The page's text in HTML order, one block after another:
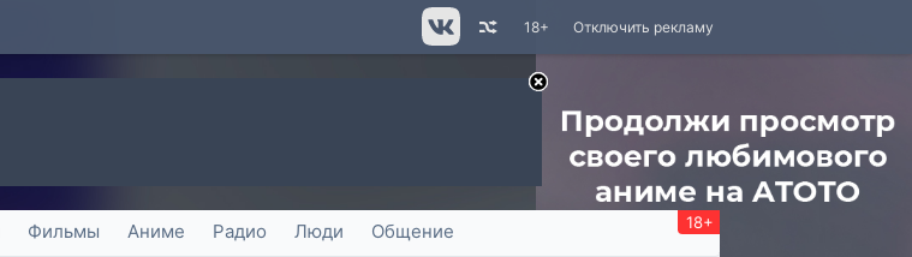
Отключить рекламу
18+
Фильмы Аниме Радио Люди Общение 18+